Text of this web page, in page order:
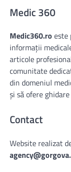
Medic 360
Medic360.ro este
informații
articole
comunitate
din domeniul
și să ofere
Contact
Website realizat